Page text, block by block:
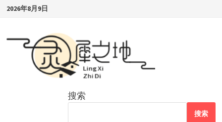
Skip2026年8月9日
搜索
搜索